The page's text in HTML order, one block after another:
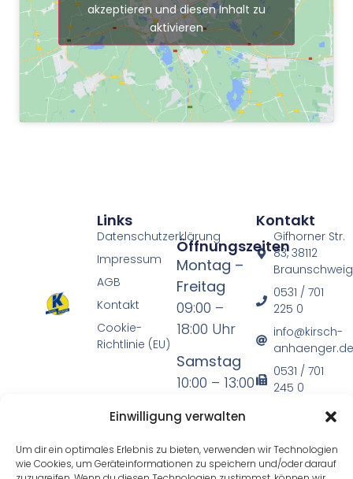
Einwilligung verwalten
Um dir ein optimales Erlebnis zu bieten, verwenden wir Technologien
wie Cookies, um Geräteinformationen zu speichern und/oder darauf
akzeptieren und diesen Inhalt zu
aktivieren
Kontakt
Gifhorner Str.
83, 38112
Braunschweig
0531 / 701
225 0
info@kirsch-
0531 / 701
245 0
Öffnungszeiten
Montag –
Freitag
09:00 –
18:00 Uhr
Samstag
10:00 – 13:00
Ausnahme
Links
Datenschutzerklärung
Impressum
AGB
Kontakt
Cookie-
Richtlinie (EU)